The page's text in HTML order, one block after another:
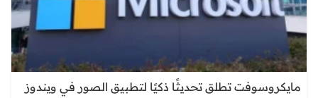
مايكروسوفت تطلق تحديثًا ذكيًا لتطبيق الصور في ويندوز